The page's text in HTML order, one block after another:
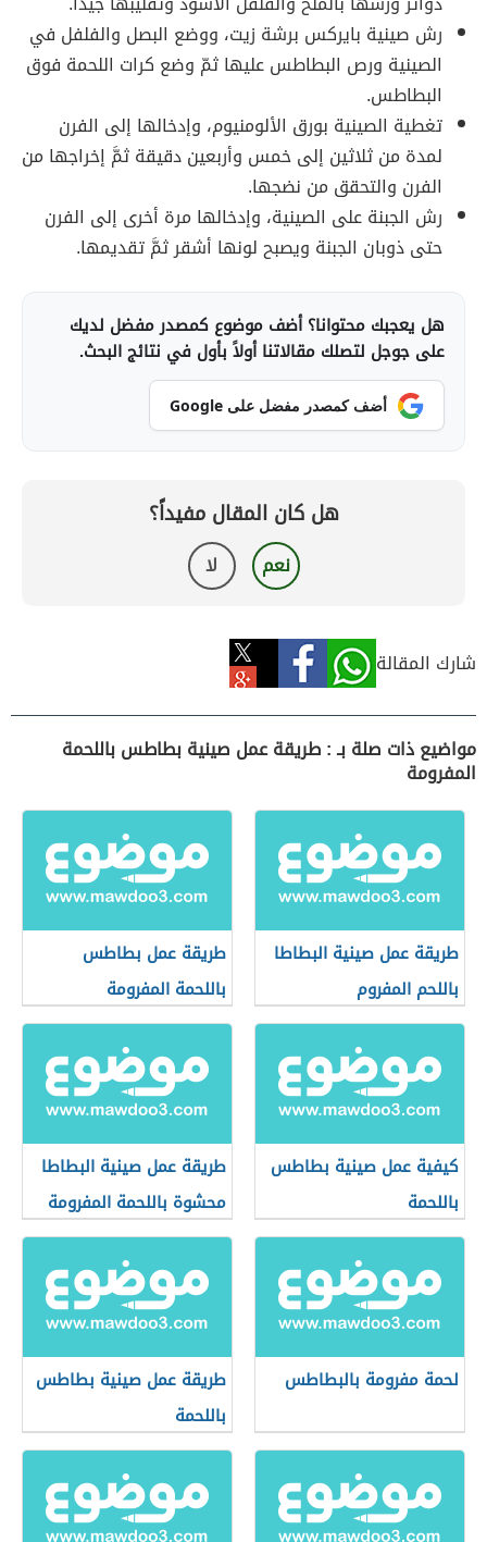
رش صينية بايركس برشة زيت، ووضع البصل والفلفل في
الصينية ورص البطاطس عليها ثمّ وضع كرات اللحمة فوق
البطاطس.
تغطية الصينية بورق الألومنيوم، وإدخالها إلى الفرن
لمدة من ثلاثين إلى خمس وأربعين دقيقة ثمَّ إخراجها من
الفرن والتحقق من نضجها.
رش الجبنة على الصينية، وإدخالها مرة أخرى إلى الفرن
حتى ذوبان الجبنة ويصبح لونها أشقر ثمَّ تقديمها.
هل يعجبك محتوانا؟ أضف موضوع كمصدر مفضل لديك
على جوجل لتصلك مقالاتنا أولاً بأول في نتائج البحث.
أضف كمصدر مفضل على Google
هل كان المقال مفيداً؟
نعم لا
شارك المقالة
مواضيع ذات صلة بـ : طريقة عمل صينية بطاطس باللحمة
المفرومة
طريقة عمل صينية البطاطا
باللحم المفروم
طريقة عمل بطاطس
باللحمة المفرومة
كيفية عمل صينية بطاطس
باللحمة
طريقة عمل صينية البطاطا
محشوة باللحمة المفرومة
لحمة مفرومة بالبطاطس
طريقة عمل صينية بطاطس
باللحمة